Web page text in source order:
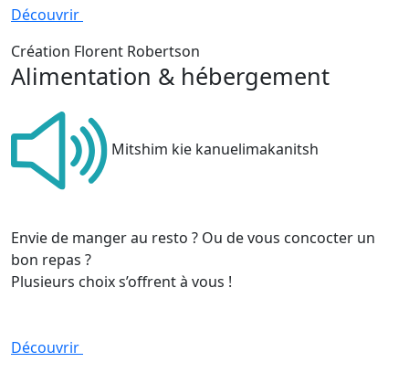
Création Florent Robertson
Découvrir
Alimentation & hébergement
Mitshim kie kanuelimakanitsh
Envie de manger au resto ? Ou de vous concocter un
bon repas ?
Plusieurs choix s’offrent à vous !
Découvrir